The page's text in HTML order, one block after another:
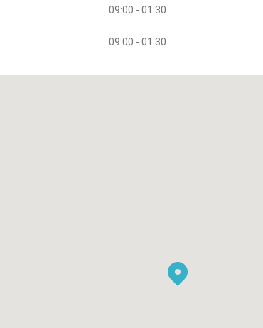
09:00 - 01:30
09:00 - 01:30